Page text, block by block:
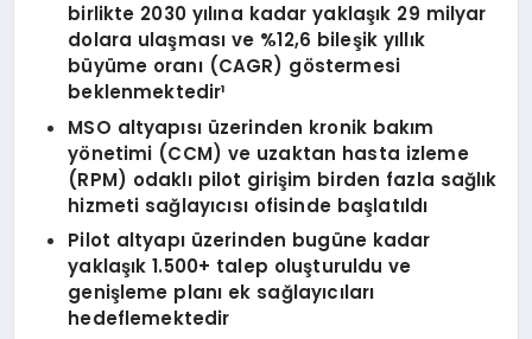
birlikte 2030 yılına kadar yaklaşık 29 milyar
dolara ulaşması ve %12,6 bileşik yıllık
büyüme oranı (CAGR) göstermesi
beklenmektedir¹
MSO altyapısı üzerinden kronik bakım
yönetimi (CCM) ve uzaktan hasta izleme
(RPM) odaklı pilot girişim birden fazla sağlık
hizmeti sağlayıcısı ofisinde başlatıldı
Pilot altyapı üzerinden bugüne kadar
yaklaşık 1.500+ talep oluşturuldu ve
genişleme planı ek sağlayıcıları
hedeflemektedir